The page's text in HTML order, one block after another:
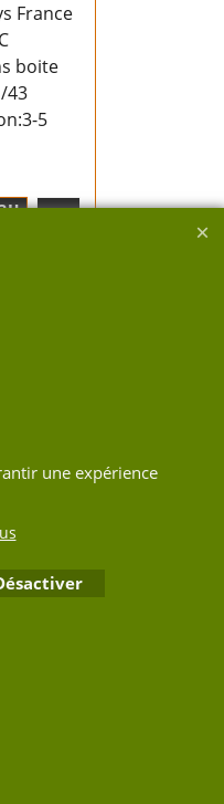
France
boite
43
3-5
une expérience